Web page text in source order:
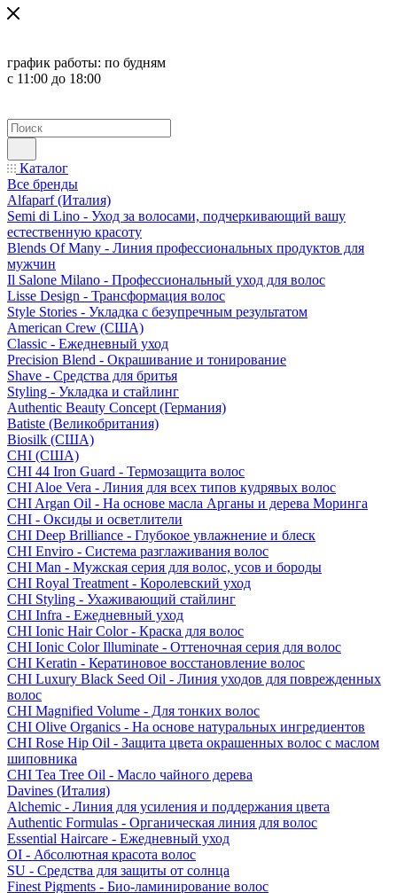
график работы: по будням
с 11:00 до 18:00
Каталог
Все бренды
Alfaparf (Италия)
Semi di Lino - Уход за волосами, подчеркивающий вашу
естественную красоту
Blends Of Many - Линия профессиональных продуктов для
мужчин
Il Salone Milano - Профессиональный уход для волос
Lisse Design - Трансформация волос
Style Stories - Укладка с безупречным результатом
American Crew (США)
Classic - Ежедневный уход
Precision Blend - Окрашивание и тонирование
Shave - Средства для бритья
Styling - Укладка и стайлинг
Authentic Beauty Concept (Германия)
Batiste (Великобритания)
Biosilk (США)
CHI (США)
CHI 44 Iron Guard - Термозащита волос
CHI Aloe Vera - Линия для всех типов кудрявых волос
CHI Argan Oil - На основе масла Арганы и дерева Моринга
CHI - Оксиды и осветлители
CHI Deep Brilliance - Глубокое увлажнение и блеск
CHI Enviro - Система разглаживания волос
CHI Man - Мужская серия для волос, усов и бороды
CHI Royal Treatment - Королевский уход
CHI Styling - Ухаживающий стайлинг
CHI Infra - Ежедневный уход
CHI Ionic Hair Color - Краска для волос
CHI Ionic Color Illuminate - Оттеночная серия для волос
CHI Keratin - Кератиновое восстановление волос
CHI Luxury Black Seed Oil - Линия уходов для поврежденных
волос
CHI Magnified Volume - Для тонких волос
CHI Olive Organics - На основе натуральных ингредиентов
CHI Rose Hip Oil - Защита цвета окрашенных волос с маслом
шиповника
CHI Tea Tree Oil - Масло чайного дерева
Davines (Италия)
Alchemic - Линия для усиления и поддержания цвета
Authentic Formulas - Органическая линия для волос
Essential Haircare - Eжедневный уход
OI - Абсолютная красота волос
SU - Средства для защиты от солнца
Finest Pigments - Био-ламинирование волос